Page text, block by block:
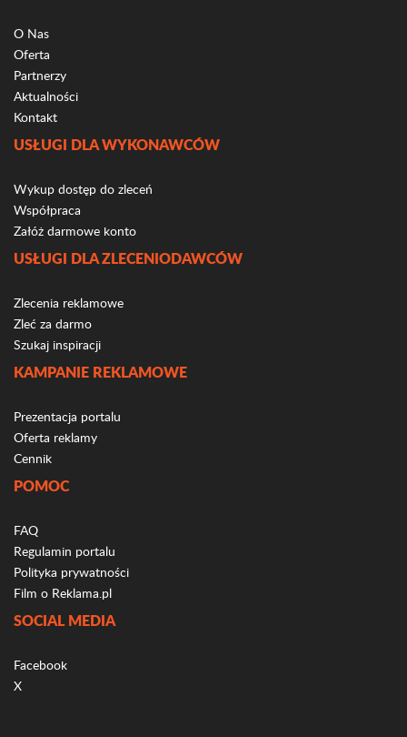
O Nas
Oferta
Partnerzy
Aktualności
Kontakt
USŁUGI DLA WYKONAWCÓW
Wykup dostęp do zleceń
Współpraca
Załóż darmowe konto
USŁUGI DLA ZLECENIODAWCÓW
Zlecenia reklamowe
Zleć za darmo
Szukaj inspiracji
KAMPANIE REKLAMOWE
Prezentacja portalu
Oferta reklamy
Cennik
POMOC
FAQ
Regulamin portalu
Polityka prywatności
Film o Reklama.pl
SOCIAL MEDIA
Facebook
X